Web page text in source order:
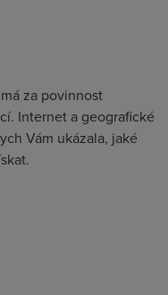
za povinnost
Internet a geografické
Vám ukázala, jaké